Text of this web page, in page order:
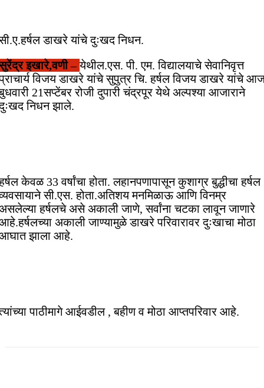
डाखरे यांचे दुःखद निधन.
इखारे,वणी –येथील.एस. पी. एम. विद्यालयाचे सेवानिवृत्त
विजय डाखरे यांचे सुपुत्र चि. हर्षल विजय डाखरे यांचे
21सप्टेंबर रोजी दुपारी चंद्रपूर येथे अल्पश्या आजाराने
निधन झाले.
केवळ 33 वर्षांचा होता. लहानपणापासून कुशाग्र बुद्धीचा हर्षल
सी.एस. होता.अतिशय मनमिळाऊ आणि विनम्र
हर्षलचे असे अकाली जाणे, सर्वांना चटका लावून जाणारे
अकाली जाण्यामुळे डाखरे परिवारावर दुःखाचा मोठा
झाला आहे.
पाठीमागे आईवडील , बहीण व मोठा आप्तपरिवार आहे.